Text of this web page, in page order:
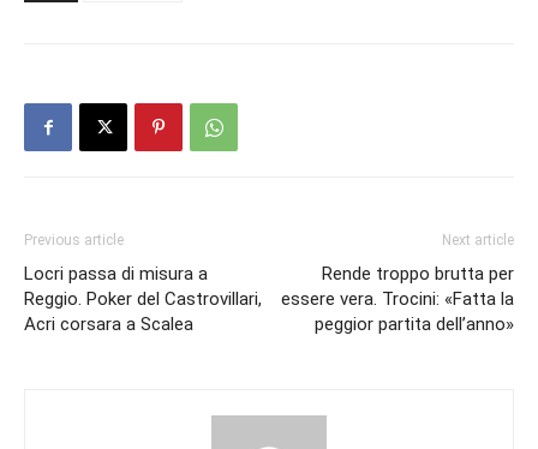
Previous article
Locri passa di misura a
Reggio. Poker del Castrovillari,
Acri corsara a Scalea
Next article
Rende troppo brutta per
essere vera. Trocini: «Fatta la
peggior partita dell’anno»